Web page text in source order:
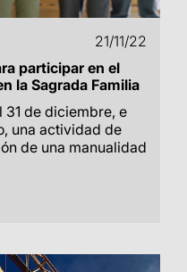
21/11/22
participar en el
la Sagrada Familia
31 de diciembre, e
una actividad de
de una manualidad